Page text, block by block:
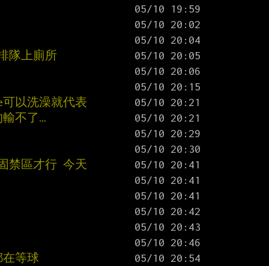
隊上廁所
以洗澡就代表
不了…
禁區才行 今天
等球